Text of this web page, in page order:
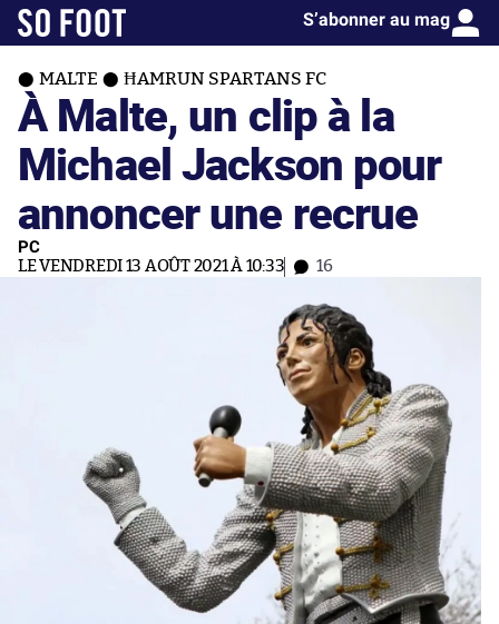
S’abonner au mag
MALTE ĦAMRUN SPARTANS FC
À Malte, un clip à la
Michael Jackson pour
annoncer une recrue
PC
LE VENDREDI 13 AOÛT 2021 À 10:33 16